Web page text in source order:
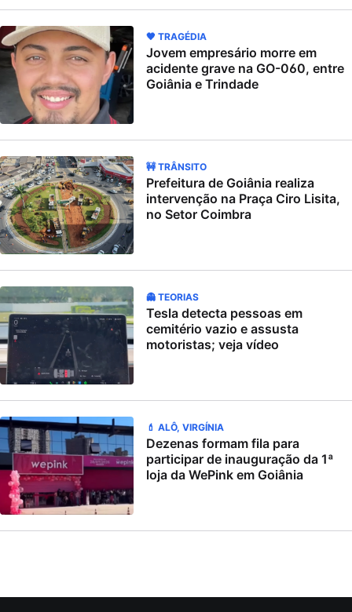
🖤 TRAGÉDIA
Jovem empresário morre em
acidente grave na GO-060, entre
Goiânia e Trindade
🚧 TRÂNSITO
Prefeitura de Goiânia realiza
intervenção na Praça Ciro Lisita,
no Setor Coimbra
👻 TEORIAS
Tesla detecta pessoas em
cemitério vazio e assusta
motoristas; veja vídeo
💄 ALÔ, VIRGÍNIA
Dezenas formam fila para
participar de inauguração da 1ª
loja da WePink em Goiânia